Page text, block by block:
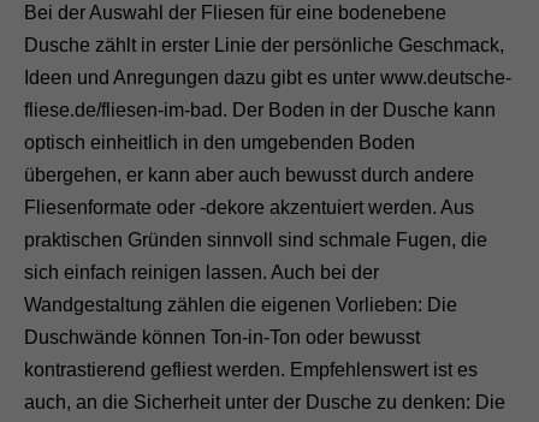
Bei der Auswahl der Fliesen für eine bodenebene
Dusche zählt in erster Linie der persönliche Geschmack,
Ideen und Anregungen dazu gibt es unter www.deutsche-
fliese.de/fliesen-im-bad. Der Boden in der Dusche kann
optisch einheitlich in den umgebenden Boden
übergehen, er kann aber auch bewusst durch andere
Fliesenformate oder -dekore akzentuiert werden. Aus
praktischen Gründen sinnvoll sind schmale Fugen, die
sich einfach reinigen lassen. Auch bei der
Wandgestaltung zählen die eigenen Vorlieben: Die
Duschwände können Ton-in-Ton oder bewusst
kontrastierend gefliest werden. Empfehlenswert ist es
auch, an die Sicherheit unter der Dusche zu denken: Die